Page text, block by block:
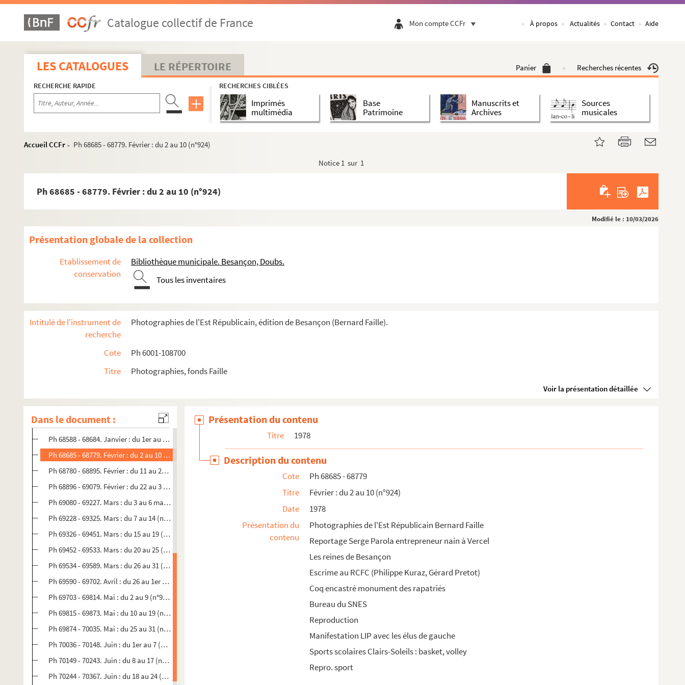
Catalogue collectif de France Mon compte CCFr À propos Actualités Contact Aide
LES CATALOGUES LE RÉPERTOIRE Panier Recherches récentes
RECHERCHE RAPIDE RECHERCHES CIBLÉES
Imprimés
multimédia
Base
Patrimoine
Manuscrits et
Archives
Sources
musicales
Accueil CCFr >
Ph 68685 - 68779. Février : du 2 au 10 (n°924)
Notice 1 sur 1
Ph 68685 - 68779. Février : du 2 au 10 (n°924)
Modifié le : 10/03/2026
Présentation globale de la collection
Etablissement de
conservation
Bibliothèque municipale. Besançon, Doubs.
Tous les inventaires
Intitulé de l'instrument de
recherche
Photographies de l'Est Républicain, édition de Besançon (Bernard Faille).
Cote
Ph 6001-108700
Titre
Photographies, fonds Faille
Voir la présentation détaillée
Dans le document :
1958
1958/1973
1959
1968
1972
1973
1978
Ph 68492 - 68587. Janvier : du 1er au 8 (n°922)
Ph 68588 - 68684. Janvier : du 1er au 17 (n°923)
Ph 68685 - 68779. Février : du 2 au 10 (n°924)
Ph 68780 - 68895. Février : du 11 au 21 (n°925)
Ph 68896 - 69079. Février : du 22 au 3 mars (n°926)
Ph 69080 - 69227. Mars : du 3 au 6 mars (n°927)
Ph 69228 - 69325. Mars : du 7 au 14 (n°928)
Ph 69326 - 69451. Mars : du 15 au 19 (n°929)
Ph 69452 - 69533. Mars : du 20 au 25 (n°930)
Ph 69534 - 69589. Mars : du 26 au 31 (n°931)
Ph 69590 - 69702. Avril : du 26 au 1er mai (n°932)
Ph 69703 - 69814. Mai : du 2 au 9 (n°933)
Ph 69815 - 69873. Mai : du 10 au 19 (n°934)
Ph 69874 - 70035. Mai : du 25 au 31 (n°935)
Ph 70036 - 70148. Juin : du 1er au 7 (n°936)
Ph 70149 - 70243. Juin : du 8 au 17 (n°937)
Ph 70244 - 70367. Juin : du 18 au 24 (n°938)
Présentation du contenu
Titre 1978
Description du contenu
Cote
Ph 68685 - 68779
Titre
Février : du 2 au 10 (n°924)
Date
1978
Présentation du
contenu
Photographies de l'Est Républicain Bernard Faille
Reportage Serge Parola entrepreneur nain à Vercel
Les reines de Besançon
Escrime au RCFC (Philippe Kuraz, Gérard Pretot)
Coq encastré monument des rapatriés
Bureau du SNES
Reproduction
Manifestation LIP avec les élus de gauche
Sports scolaires Clairs-Soleils : basket, volley
Repro. sport